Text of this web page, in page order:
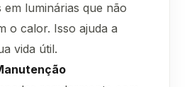
em luminárias que não
o calor. Isso ajuda a
vida útil.